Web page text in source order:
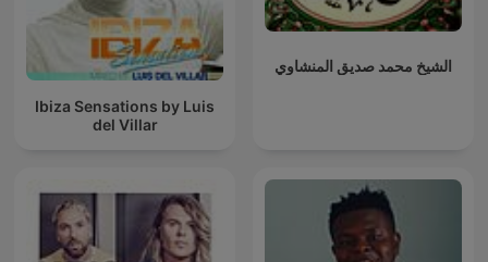
Ibiza Sensations by Luis
del Villar
الشيخ محمد صديق المنشاوي